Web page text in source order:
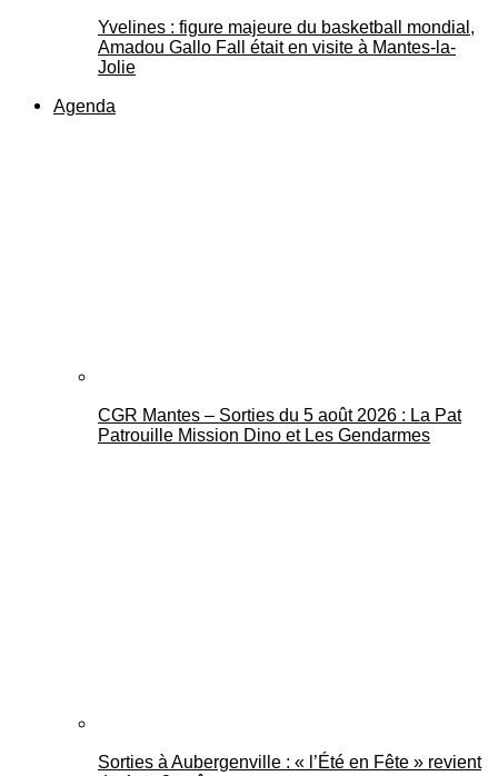
Yvelines : figure majeure du basketball mondial,
Amadou Gallo Fall était en visite à Mantes-la-
Jolie
Agenda
CGR Mantes – Sorties du 5 août 2026 : La Pat
Patrouille Mission Dino et Les Gendarmes
Sorties à Aubergenville : « l’Été en Fête » revient